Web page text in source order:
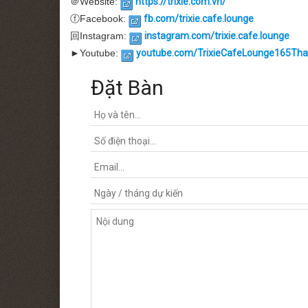
ⓕFacebook:
fb.com/trixie.cafe.lounge
回Instagram:
instagram.com/trixie.cafe.lounge
►Youtube:
youtube.com/
Đặt Bàn